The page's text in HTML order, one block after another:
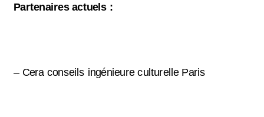
Partenaires actuels :
– Cera conseils ingénieure culturelle Paris